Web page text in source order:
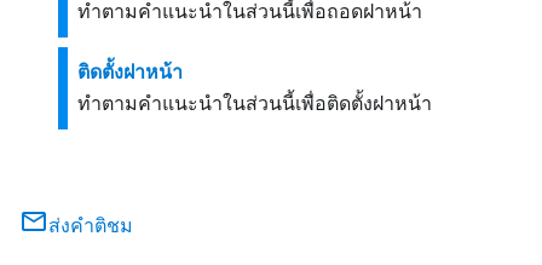
ทำตามคำแนะนำในส่วนนี้เพื่อถอดฝาหน้า
ติดตั้งฝาหน้า
ทำตามคำแนะนำในส่วนนี้เพื่อติดตั้งฝาหน้า
ส่งคำติชม